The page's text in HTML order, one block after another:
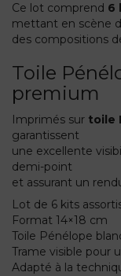
Ce lot comprend 6
mettant en scène
des compositions
Toile
premium
Imprimés sur toile
garantissent
une excellente
demi-point
et assurant un
Lot de 6 kits
Format 14×18 cm
Toile Pénélope
Trame visible pour
Adapté à la